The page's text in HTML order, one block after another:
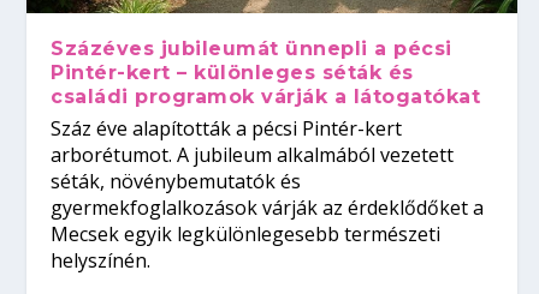
Százéves jubileumát ünnepli a pécsi
Pintér-kert – különleges séták és
családi programok várják a látogatókat
Száz éve alapították a pécsi Pintér-kert
arborétumot. A jubileum alkalmából vezetett
séták, növénybemutatók és
gyermekfoglalkozások várják az érdeklődőket a
Mecsek egyik legkülönlegesebb természeti
helyszínén.